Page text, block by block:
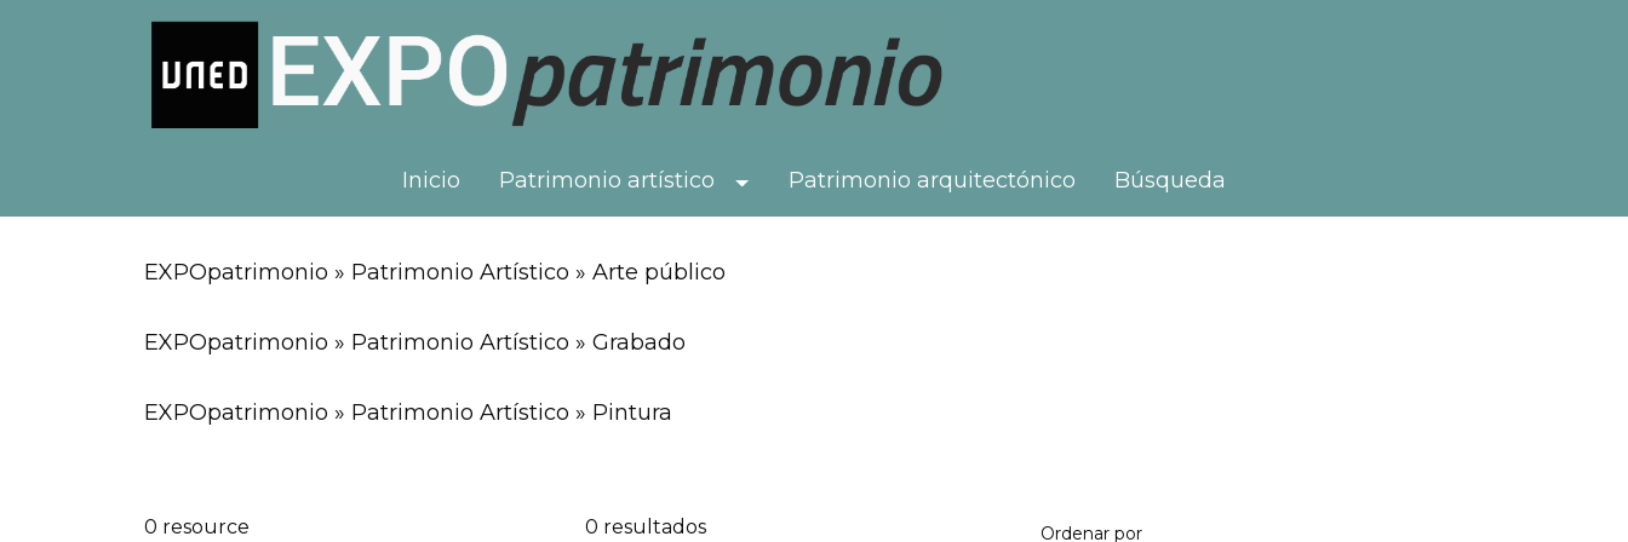
Inicio Patrimonio artístico Toggle Dropdown
Patrimonio arquitectónico Búsqueda
EXPOpatrimonio » Patrimonio Artístico » Arte público
EXPOpatrimonio » Patrimonio Artístico » Grabado
EXPOpatrimonio » Patrimonio Artístico » Pintura
0 resource 0 resultados Ordenar por